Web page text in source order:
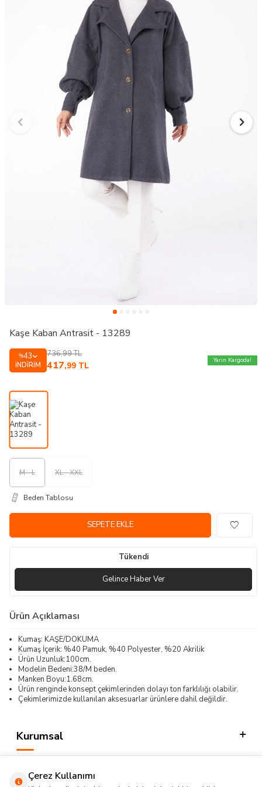
Kaşe Kaban Antrasit - 13289
%43
İNDIRIM
736,99TL
417,99 TL
Yarın Kargoda!
M - L XL - XXL
Beden Tablosu
SEPETE EKLE
Tükendi
Gelince Haber Ver
Ürün Açıklaması
Kumaş: KAŞE/DOKUMA
Kumaş İçerik: %40 Pamuk, %40 Polyester, %20 Akrilik
Ürün Uzunluk:100cm.
Modelin Bedeni:38/M beden.
Manken Boyu:1.68cm.
Ürün renginde konsept çekimlerinden dolayı ton farklılığı olabilir.
Çekimlerimizde kullanılan aksesuarlar ürünlere dahil değildir.
Kurumsal
Çerez Kullanımı